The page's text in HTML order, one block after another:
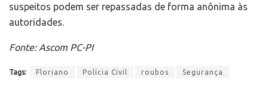
suspeitos podem ser repassadas de forma anônima às
autoridades.
Fonte: Ascom PC-PI
Tags: Floriano Polícia Civil roubos Segurança